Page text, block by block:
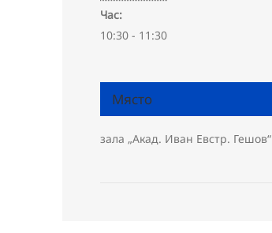
Час:
10:30 - 11:30
Място
зала „Акад. Иван Евстр. Гешов“